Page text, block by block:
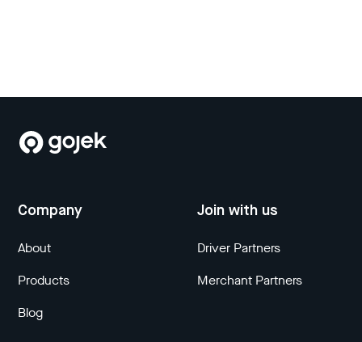
Company
About
Products
Blog
Join with us
Driver Partners
Merchant Partners